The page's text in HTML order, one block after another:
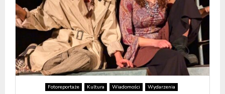
Fotoreportaże Kultura Wiadomości Wydarzenia